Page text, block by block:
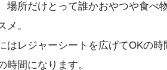
場所だけとって誰かおやつや食べ
メ。
はレジャーシートを広げてOKの
時間になります。